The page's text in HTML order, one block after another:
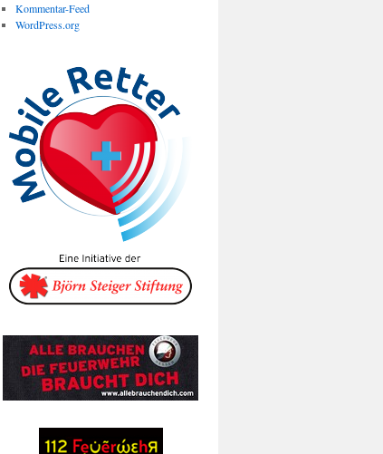
Kommentar-Feed
WordPress.org